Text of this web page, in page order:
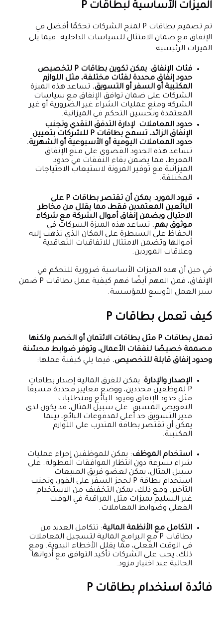
الميزات الأساسية لبطاقات P
تم تصميم بطاقات P لمنح الشركات تحكمًا أفضل في
الإنفاق مع ضمان الامتثال للسياسات الداخلية. فيما يلي
الميزات الرئيسية:
فئات الإنفاق:
يمكن تكوين بطاقات P لتخصيص
حدود إنفاق محددة لفئات مختلفة، مثل اللوازم
المكتبية أو السفر أو التسويق. تساعد هذه الميزة
الشركات على ضمان توافق الإنفاق مع سياسات
الشركة ومنع عمليات الشراء غير الضرورية أو غير
المعتمدة وتحسين التحكم في الميزانية.
حدود المعاملات:لإدارة التدفق النقدي وتجنب
الإنفاق الزائد، تسمح بطاقات P للشركات بتعيين
حدود المعاملات اليومية أو الأسبوعية أو الشهرية.
تساعد هذه الحدود القصوى على منع الإنفاق
المفرط، مما يضمن بقاء النفقات في حدود
الميزانية مع توفير المرونة لاستيعاب الاحتياجات
المختلفة.
قيود المورد:
يمكن أن تقتصر بطاقات P على
البائعين المعتمدين فقط، مما يقلل من مخاطر
الاحتيال ويضمن إنفاق أموال الشركة مع شركاء
موثوق بهم. تساعد هذه الميزة الشركات في
الحفاظ على السيطرة على المكان الذي تذهب إليه
أموالها وتضمن الامتثال للاتفاقيات التعاقدية
وعلاقات الموردين.
في حين أن هذه الميزات الأساسية ضرورية للتحكم في
الإنفاق، فمن المهم أيضًا فهم كيفية عمل بطاقات P ضمن
سير العمل الأوسع للمؤسسة.
كيف تعمل بطاقات P
تعمل بطاقات P مثل بطاقات الائتمان أو الخصم ولكنها
مصممة خصيصًا لنفقات الأعمال، وتوفر ضوابط محسّنة
وحدود إنفاق قابلة للتخصيص. فيما يلي كيفية عملها:
الإصدار والإدارة: يمكن للفرق المالية إصدار بطاقات
P لموظفين محددين، ووضع معايير محددة مسبقًا
مثل حدود الإنفاق وقيود البائع ومتطلبات
التفويض المسبق. على سبيل المثال، قد يكون لدى
مدير التسويق حد أعلى لمدفوعات البائع، بينما
يمكن أن تقتصر بطاقة المتدرب على اللوازم
المكتبية.
استخدام الموظف: يمكن للموظفين إجراء عمليات
شراء بسرعة دون انتظار الموافقات المطولة. على
سبيل المثال، يمكن لعضو فريق المبيعات
استخدام بطاقة P لحجز السفر على الفور، وتجنب
التأخير. ومع ذلك، يمكن التخفيف من الاستخدام
غير السليم بميزات مثل المراقبة في الوقت
الفعلي وضوابط المعاملات.
التكامل مع الأنظمة المالية: تتكامل العديد من
بطاقات P مع البرامج المالية لتسجيل المعاملات
في الوقت الفعلي، مما يقلل الأخطاء اليدوية. ومع
ذلك، يجب على الشركات تأكيد التوافق مع أدواتها
الحالية عند اختيار مزود.
فائدة استخدام بطاقات P